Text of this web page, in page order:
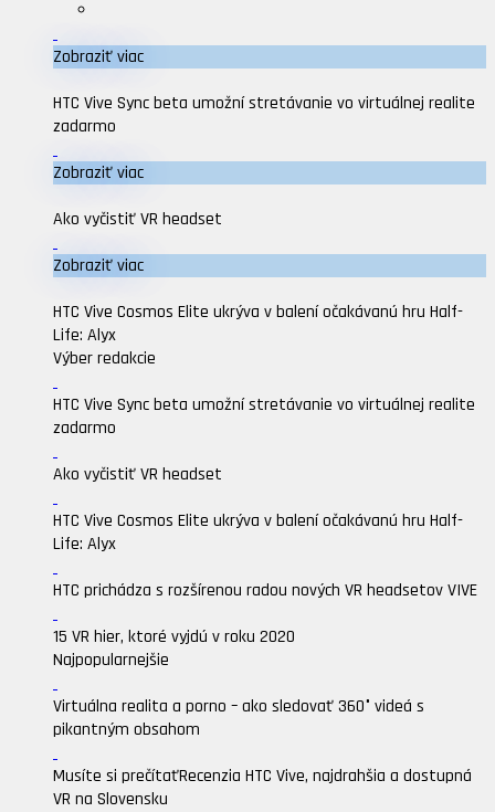
Zobraziť viac
HTC Vive Sync beta umožní stretávanie vo virtuálnej realite
zadarmo
Zobraziť viac
Ako vyčistiť VR headset
Zobraziť viac
HTC Vive Cosmos Elite ukrýva v balení očakávanú hru Half-
Life: Alyx
Výber redakcie
HTC Vive Sync beta umožní stretávanie vo virtuálnej realite
zadarmo
Ako vyčistiť VR headset
HTC Vive Cosmos Elite ukrýva v balení očakávanú hru Half-
Life: Alyx
HTC prichádza s rozšírenou radou nových VR headsetov VIVE
15 VR hier, ktoré vyjdú v roku 2020
Najpopularnejšie
Virtuálna realita a porno – ako sledovať 360° videá s
pikantným obsahom
Musíte si prečítaťRecenzia HTC Vive, najdrahšia a dostupná
VR na Slovensku